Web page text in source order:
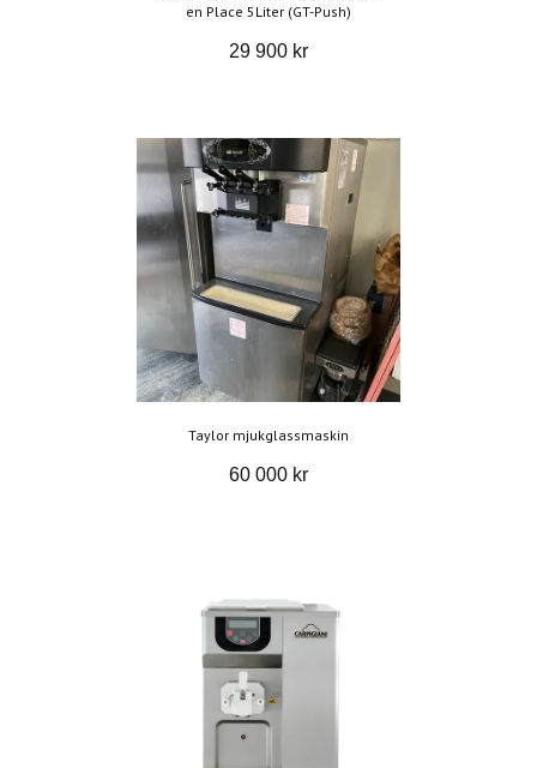
en Place 5Liter (GT-Push)
29 900 kr
Taylor mjukglassmaskin
60 000 kr